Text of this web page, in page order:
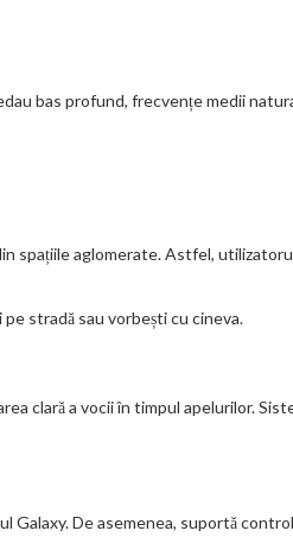
bas profund, frecvențe medii
spațiile aglomerate. Astfel,
stradă sau vorbești cu cineva.
clară a vocii în timpul apelurilor.
Galaxy. De asemenea, suportă